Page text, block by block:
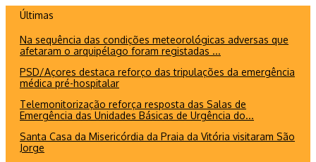
conteúdo
Últimas
Na sequência das condições meteorológicas adversas que
afetaram o arquipélago foram registadas ...
PSD/Açores destaca reforço das tripulações da emergência
médica pré-hospitalar
Telemonitorização reforça resposta das Salas de
Emergência das Unidades Básicas de Urgência do...
Santa Casa da Misericórdia da Praia da Vitória visitaram São
Jorge